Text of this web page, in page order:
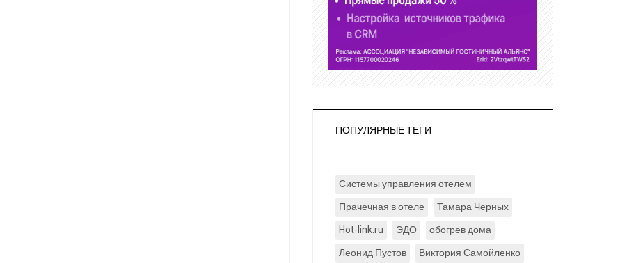
ПОПУЛЯРНЫЕ ТЕГИ
Системы управления отелем
Прачечная в отеле
Тамара Черных
Hot-link.ru
ЭДО
обогрев дома
Леонид Пустов
Виктория Самойленко